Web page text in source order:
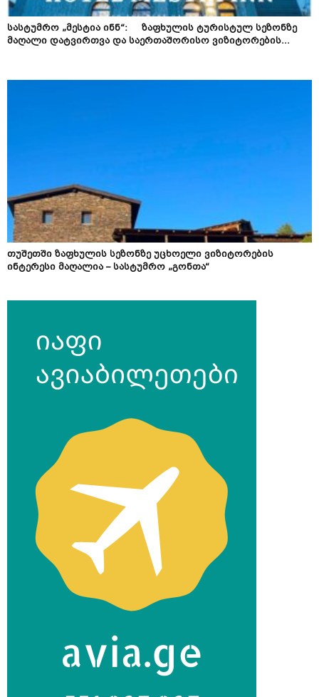
სასტუმრო „მესტია ინნ“: ზაფხულის ტურისტულ სეზონზე
მაღალი დატვირთვა და საერთაშორისო ვიზიტორების...
თუშეთში ზაფხულის სეზონზე უცხოელი ვიზიტორების
ინტერესი მაღალია – სასტუმრო „გონთა“